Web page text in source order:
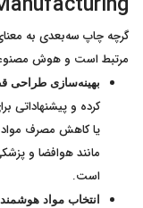
گرچه چاپ سه‌بعدی به
مرتبط است و هوش
بهینه‌سازی طراحی
کرده و پیشنهاداتی
یا کاهش مصرف مواد
مانند هوافضا و
است.
انتخاب مواد